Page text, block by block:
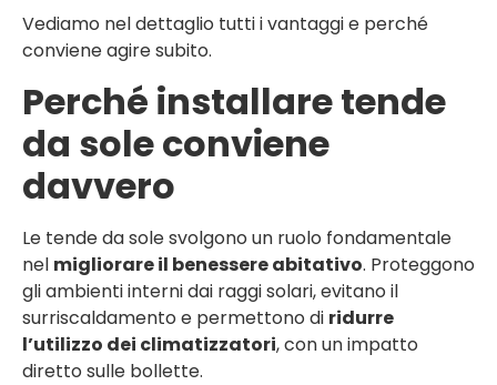
Vediamo nel dettaglio tutti i vantaggi e perché
conviene agire subito.
Perché installare tende
da sole conviene
davvero
Le tende da sole svolgono un ruolo fondamentale
nel migliorare il benessere abitativo. Proteggono
gli ambienti interni dai raggi solari, evitano il
surriscaldamento e permettono di ridurre
l’utilizzo dei climatizzatori, con un impatto
diretto sulle bollette.